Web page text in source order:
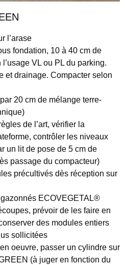
l’arase
fondation, 10 à 40 cm de
VL ou PL du parking.
et drainage. Compacter selon
20 cm de mélange terre-
de l’art, vérifier la
contrôler les niveaux
un lit de pose de 5 cm de
passage du compacteur)
précultivés dès réception sur
ECOVEGETAL®
prévoir de les faire en
des modules entiers
sollicitées
oeuvre, passer un cylindre sur
(à juger en fonction du